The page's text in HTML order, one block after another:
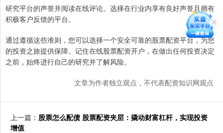
研究平台的声誉并阅读在线评论。选择在行业内享有良好声誉且拥有
积极客户反馈的平台。
通过遵循这些准则，您可以选择一个安全可靠的股票配资平台，为您
的投资之旅提供保障。记住在线股票配资开户，在做出任何投资决定
之前，始终进行自己的研究并了解风险。
文章为作者独立观点，不代表配资知识网观点
上一篇： 股票怎么配债 股票配资夹层：撬动财富杠杆，实现投资
增值